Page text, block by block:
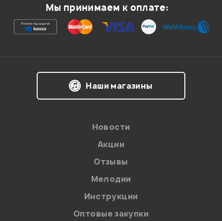
Ваша оценка:
на обработку персональных данных в
Политикой в отношении обработки
персональных данных.
Мы принимаем к оплате:
Наши магазины
Новости
Акции
Отзывы
Мелодии
Инструкции
Оптовые закупки